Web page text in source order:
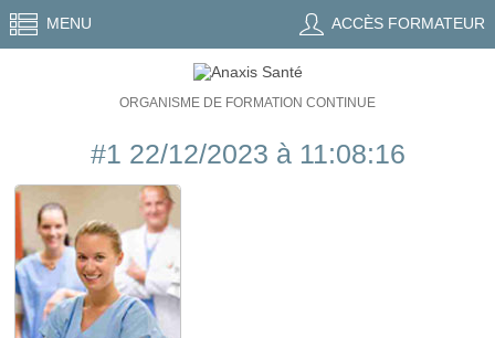
MENU ACCÈS FORMATEUR
ORGANISME DE FORMATION CONTINUE
#1 22/12/2023 à 11:08:16